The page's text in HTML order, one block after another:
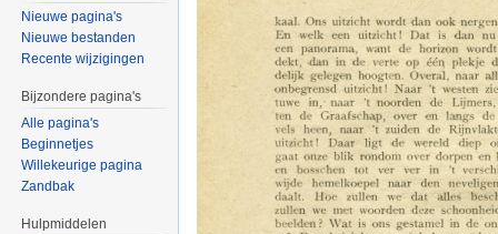
Nieuwe pagina's
Nieuwe bestanden
Recente wijzigingen
Bijzondere pagina's
Alle pagina's
Beginnetjes
Willekeurige pagina
Zandbak
Hulpmiddelen